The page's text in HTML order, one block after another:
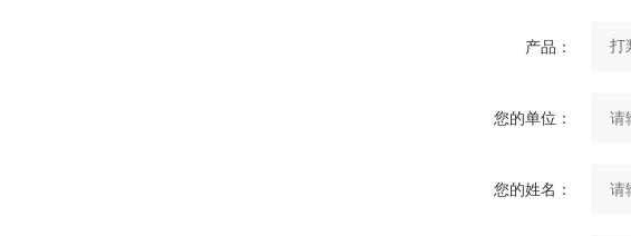
产品：
您的单位：
您的姓名：